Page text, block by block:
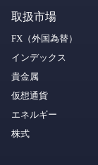
取扱市場
FX（外国為替）
インデックス
貴金属
仮想通貨
エネルギー
株式